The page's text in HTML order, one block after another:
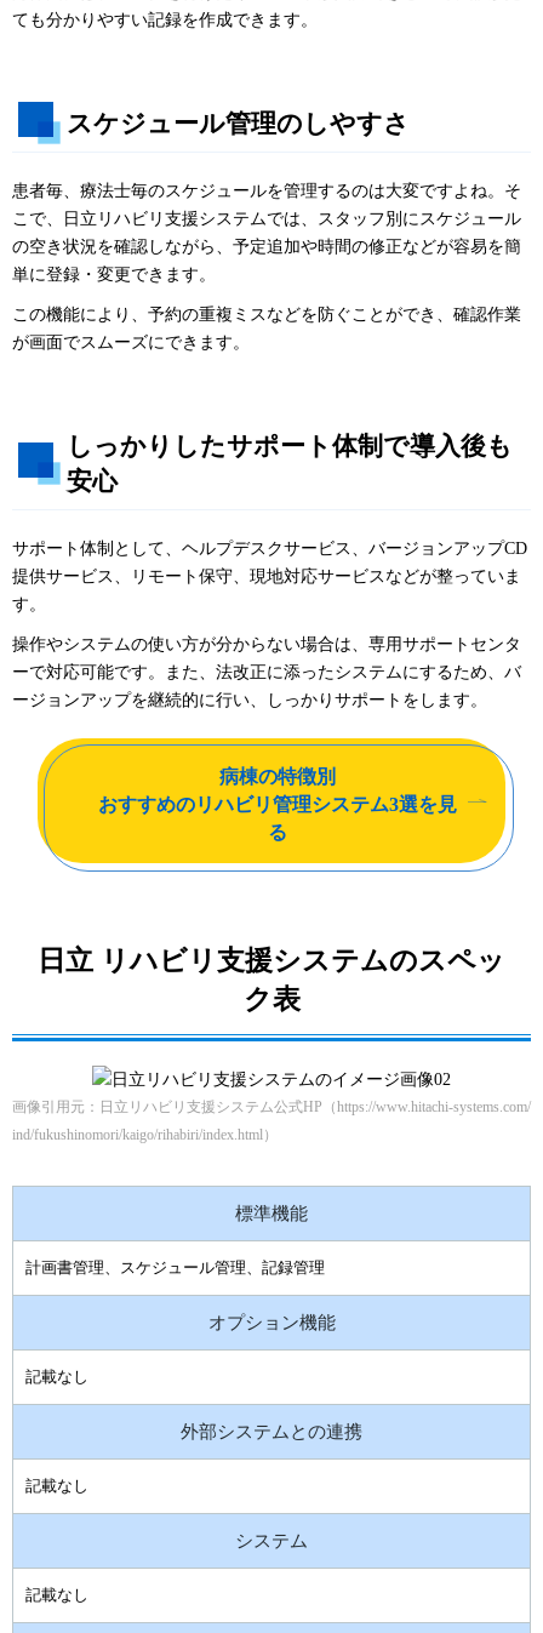
ても分かりやすい記録を作成できます。
スケジュール管理のしやすさ
患者毎、療法士毎のスケジュールを管理するのは大変ですよね。そ
こで、日立リハビリ支援システムでは、スタッフ別にスケジュール
の空き状況を確認しながら、予定追加や時間の修正などが容易を簡
単に登録・変更できます。
この機能により、予約の重複ミスなどを防ぐことができ、確認作業
が画面でスムーズにできます。
しっかりしたサポート体制で導入後も
安心
サポート体制として、ヘルプデスクサービス、バージョンアップCD
提供サービス、リモート保守、現地対応サービスなどが整っていま
す。
操作やシステムの使い方が分からない場合は、専用サポートセンタ
ーで対応可能です。また、法改正に添ったシステムにするため、バ
ージョンアップを継続的に行い、しっかりサポートをします。
病棟の特徴別
おすすめのリハビリ管理システム3選を見
る
日立 リハビリ支援システムのスペッ
ク表
画像引用元：日立リハビリ支援システム公式HP（https://www.hitachi-systems.com/
ind/fukushinomori/kaigo/rihabiri/index.html）
標準機能
計画書管理、スケジュール管理、記録管理
オプション機能
記載なし
外部システムとの連携
記載なし
システム
記載なし